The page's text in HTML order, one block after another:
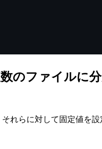
ファイルに
れらに対して固定値を